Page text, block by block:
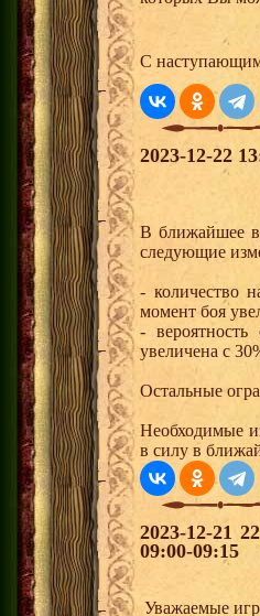
С
2023-12-22
В ближайшее
следующие
- количество
момент боя
-
увеличена с
Остальные
Необходимые
в силу в
2023-12-21
09:00-09:15
Уважаемые